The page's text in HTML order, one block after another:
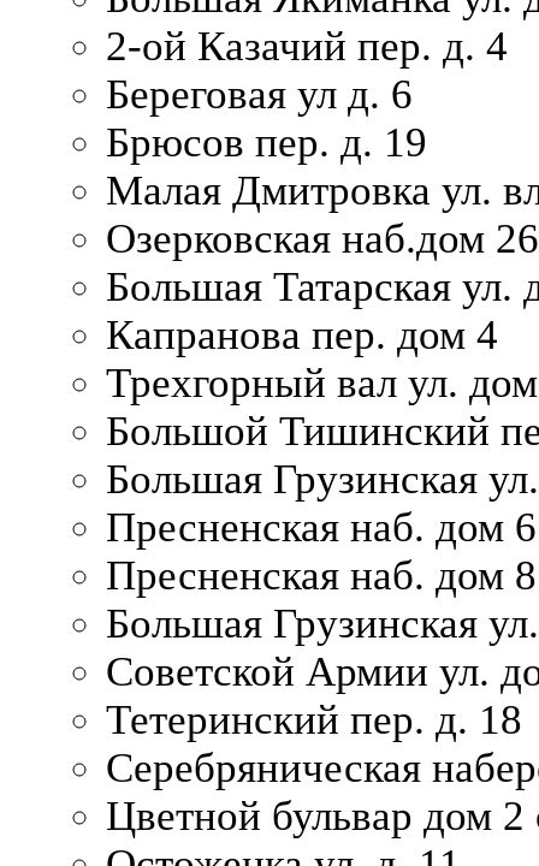
2-ой Казачий пер. д. 4
Береговая ул д. 6
Брюсов пер. д. 19
Малая Дмитровка ул.
Озерковская наб.дом 26
Большая Татарская ул.
Капранова пер. дом 4
Трехгорный вал ул.
Большой Тишинский
Большая Грузинская
Пресненская наб. дом
Пресненская наб. дом 8
Большая Грузинская
Советской Армии ул.
Тетеринский пер. д. 18
Серебряническая
Цветной бульвар дом 2